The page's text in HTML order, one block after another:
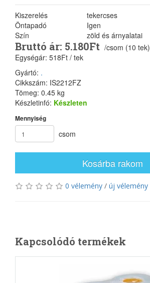
Kiszerelés
tekercses
Öntapadó
Igen
Szín
zöld és árnyalatai
Bruttó ár: 5.180Ft /csom (10 tek)
Egységár: 518Ft / tek
Gyártó: .
Cikkszám: IS2212FZ
Tömeg: 0.45 kg
Készletinfó: Készleten
Mennyiség
csom
Kosárba rakom
0 vélemény / új vélemény
Kapcsolódó termékek